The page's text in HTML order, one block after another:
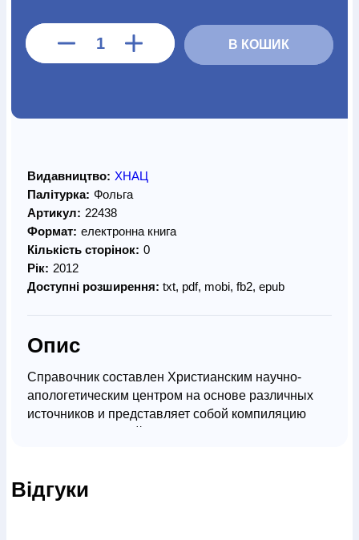
В КОШИК
Видавництво: ХНАЦ
Палітурка: Фольга
Артикул: 22438
Формат: електронна книга
Кількість сторінок: 0
Рік: 2012
Доступні розширення: txt, pdf, mobi, fb2, epub
Опис
Справочник составлен Христианским научно-
апологетическим центром на основе различных
источников и представляет собой компиляцию
Відгуки